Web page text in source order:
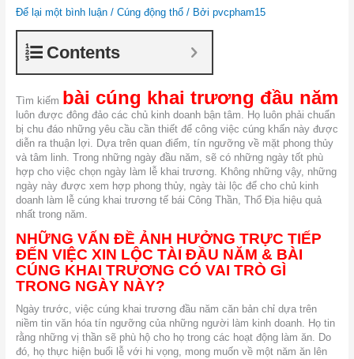
Để lại một bình luận / Cúng động thổ/ Bởi pvcpham15
Contents
Tìm kiếm bài cúng khai trương đầu năm
luôn được đông đảo các chủ kinh doanh bận tâm. Họ luôn phải chuẩn
bị chu đáo những yêu cầu cần thiết để công việc cúng khấn này được
diễn ra thuận lợi. Dựa trên quan điểm, tín ngưỡng về mặt phong thủy
và tâm linh. Trong những ngày đầu năm, sẽ có những ngày tốt phù
hợp cho việc chọn ngày làm lễ khai trương. Không những vậy, những
ngày này được xem hợp phong thủy, ngày tài lộc để cho chủ kinh
doanh làm lễ cúng khai trương tế bái Công Thần, Thổ Địa hiệu quả
nhất trong năm.
NHỮNG VẤN ĐỀ ẢNH HƯỞNG TRỰC TIẾP
ĐẾN VIỆC XIN LỘC TÀI ĐẦU NĂM & BÀI
CÚNG KHAI TRƯƠNG CÓ VAI TRÒ GÌ
TRONG NGÀY NÀY?
Ngày trước, việc cúng khai trương đầu năm căn bản chỉ dựa trên
niềm tin văn hóa tín ngưỡng của những người làm kinh doanh. Họ tin
rằng những vị thần sẽ phù hộ cho họ trong các hoạt động làm ăn. Do
đó, họ thực hiện buổi lễ với hi vọng, mong muốn về một năm ăn lên